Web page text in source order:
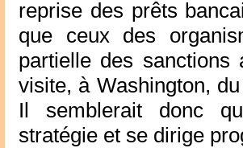
reprise des prêts
que ceux des
partielle des
visite, à Washington,
Il semblerait donc
stratégie et se dirige